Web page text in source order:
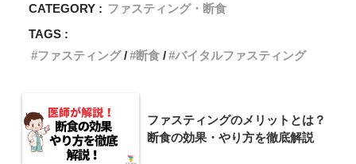
CATEGORY : ファスティング・断食
TAGS :
ファスティング
断食 バイタルファスティング
ファスティングのメリットとは？
断食の効果・やり方を徹底解説